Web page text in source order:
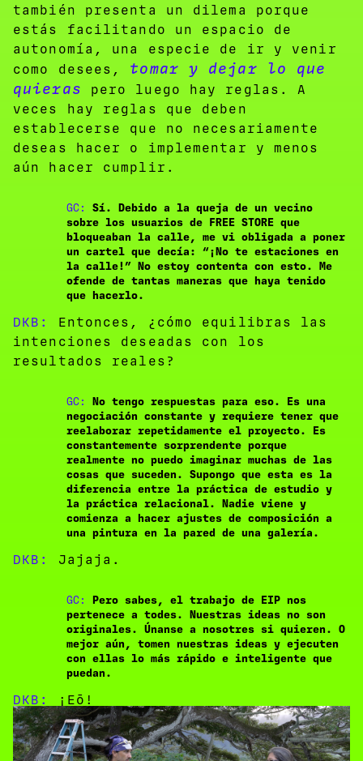
también presenta un dilema porque
estás facilitando un espacio de
autonomía, una especie de ir y venir
como desees, tomar y dejar lo que
quieras pero luego hay reglas. A
veces hay reglas que deben
establecerse que no necesariamente
deseas hacer o implementar y menos
aún hacer cumplir.
GC:
Sí. Debido a la queja de un vecino
sobre los usuarios de FREE STORE que
bloqueaban la calle, me vi obligada a poner
un cartel que decía: “¡No te estaciones en
la calle!” No estoy contenta con esto. Me
ofende de tantas maneras que haya tenido
que hacerlo.
DKB:
Entonces, ¿cómo equilibras las
intenciones deseadas con los
resultados reales?
GC:
No tengo respuestas para eso. Es una
negociación constante y requiere tener que
reelaborar repetidamente el proyecto. Es
constantemente sorprendente porque
realmente no puedo imaginar muchas de las
cosas que suceden. Supongo que esta es la
diferencia entre la práctica de estudio y
la práctica relacional. Nadie viene y
comienza a hacer ajustes de composición a
una pintura en la pared de una galería.
DKB: Jajaja.
GC:
Pero sabes, el trabajo de EIP nos
pertenece a todes. Nuestras ideas no son
originales. Únanse a nosotres si quieren. O
mejor aún, tomen nuestras ideas y ejecuten
con ellas lo más rápido e inteligente que
puedan.
DKB: ¡Eō!